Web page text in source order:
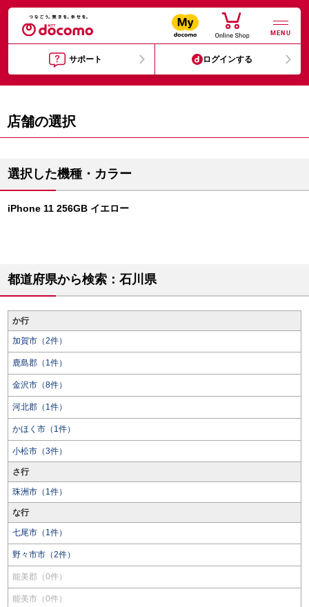
MENU
サポート ログインする
店舗の選択
選択した機種・カラー
iPhone 11 256GB イエロー
都道府県から検索：石川県
か行
加賀市（2件）
鹿島郡（1件）
金沢市（8件）
河北郡（1件）
かほく市（1件）
小松市（3件）
さ行
珠洲市（1件）
な行
七尾市（1件）
野々市市（2件）
能美郡（0件）
能美市（0件）